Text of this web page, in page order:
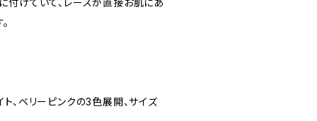
、ベリーピンクの3色展開、サイズ